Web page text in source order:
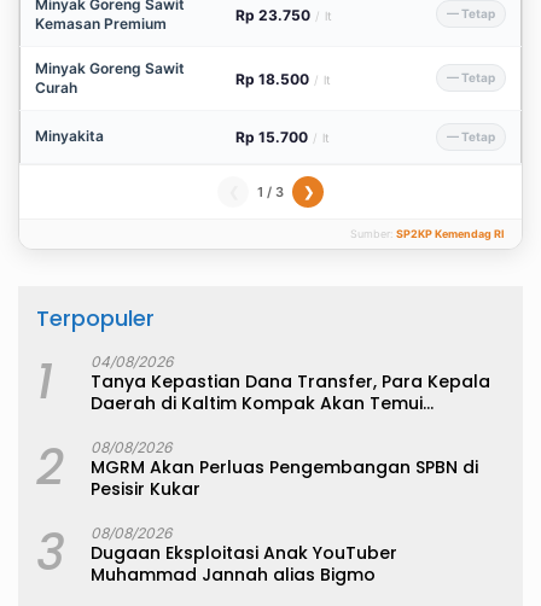
Minyak Goreng Sawit
Kemasan Premium
Rp 23.750 / lt — Tetap
Minyak Goreng Sawit
Curah
Rp 18.500 / lt — Tetap
Minyakita Rp 15.700 / lt — Tetap
1 / 3 ❯
Sumber: SP2KP Kemendag RI
Terpopuler
1 04/08/2026
Tanya Kepastian Dana Transfer, Para Kepala
Daerah di Kaltim Kompak Akan Temui
2 08/08/2026
MGRM Akan Perluas Pengembangan SPBN di
Pesisir Kukar
3 08/08/2026
Dugaan Eksploitasi Anak YouTuber
Muhammad Jannah alias Bigmo